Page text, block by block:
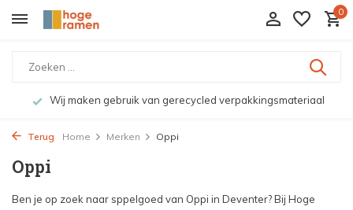
0
Wij maken gebruik van gerecycled verpakkingsmateriaal
Terug Home Merken Oppi
Oppi
Ben je op zoek naar sppelgoed van Oppi in Deventer? Bij Hoge